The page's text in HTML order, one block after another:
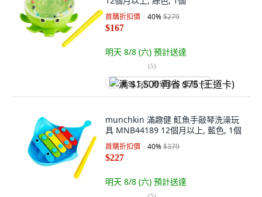
首購折扣價 40%$279
$167
明天 8/8 (六) 預計送達
(5)
满 $1,500 再省 $75 (王道卡)
munchkin 滿趣健 魟魚手敲琴洗澡玩
具 MNB44189 12個月以上, 藍色, 1個
首購折扣價 40%$379
$227
明天 8/8 (六) 預計送達
(5)